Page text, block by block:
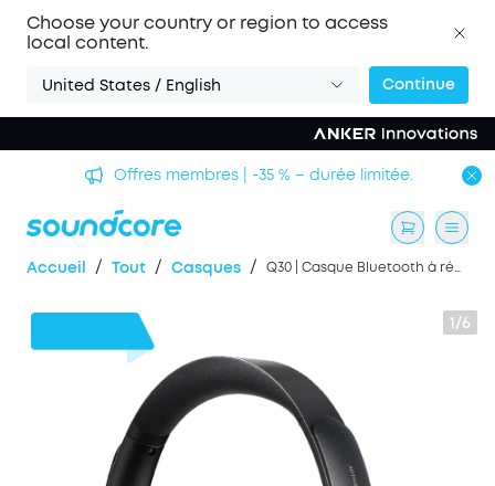
Choose your country or region to access
local content.
United States / English Continue
Offres membres | -35 % – durée limitée.
Accueil / Tout / Casques / Q30 | Casque Bluetooth à réduction de bruit
1/6